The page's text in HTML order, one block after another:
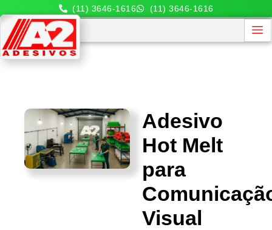
(11) 3646-1616 (11) 3646-1616
Adesivo
Hot Melt
para
Visual